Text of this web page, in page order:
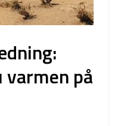
varmen på